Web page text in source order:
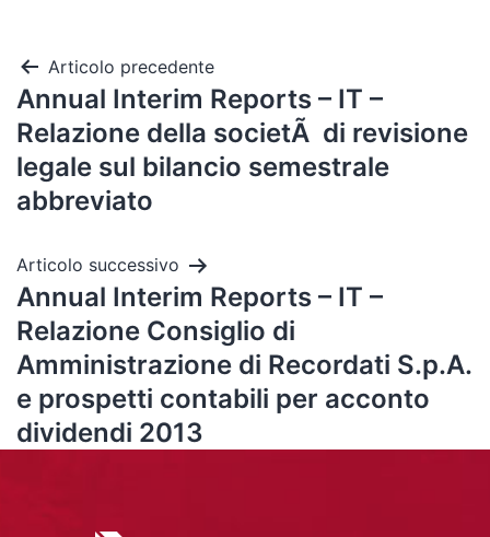
Articolo precedente
Annual Interim Reports – IT –
Relazione della societÃ di revisione
legale sul bilancio semestrale
abbreviato
Articolo successivo
Annual Interim Reports – IT –
Relazione Consiglio di
Amministrazione di Recordati S.p.A.
e prospetti contabili per acconto
dividendi 2013